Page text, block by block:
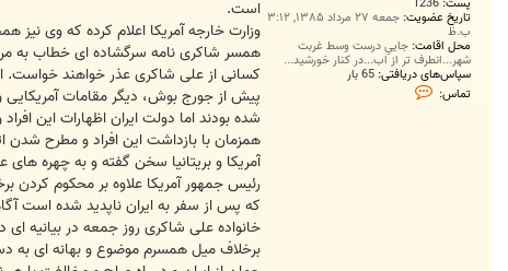
تاریخ عضویت: جمعه ۲۷ مرداد ۱۳۸۵, ۳:۱۲
ب.ظ
محل اقامت: جايي درست وسط غربت
شهر...انطرف تر از اب...در کنار خورشيد...
سپاس‌های دریافتی: 65 بار
تماس:
ت
است.
وزارت خارجه آمريکا اعلام کرده که وی نيز
همسر شاکری نامه سرگشاده ای خطاب به
کسانی از علی شاکری عذر خواهند خواست.
پيش از جورج بوش، ديگر مقامات آمريکايی
شده بودند اما دولت ايران اظهارات اين
همزمان با بازداشت اين افراد و مطرح
آمريکا و بريتانيا سخن گفته و به چهره
رئيس جمهور آمريکا علاوه بر محکوم کردن
که پس از سفر به ايران ناپديد شده است
برخلاف میل همسرم موضوع و بهانه ای به